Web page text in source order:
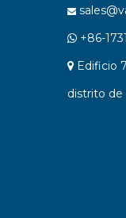

 +86-
 Edificio
distrito de